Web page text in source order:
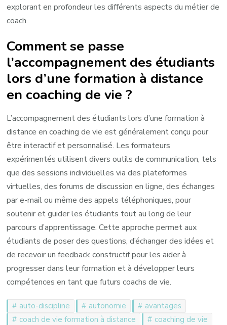
explorant en profondeur les différents aspects du métier de
coach.
Comment se passe
l’accompagnement des étudiants
lors d’une formation à distance
en coaching de vie ?
L’accompagnement des étudiants lors d’une formation à
distance en coaching de vie est généralement conçu pour
être interactif et personnalisé. Les formateurs
expérimentés utilisent divers outils de communication, tels
que des sessions individuelles via des plateformes
virtuelles, des forums de discussion en ligne, des échanges
par e-mail ou même des appels téléphoniques, pour
soutenir et guider les étudiants tout au long de leur
parcours d’apprentissage. Cette approche permet aux
étudiants de poser des questions, d’échanger des idées et
de recevoir un feedback constructif pour les aider à
progresser dans leur formation et à développer leurs
compétences en tant que futurs coachs de vie.
auto-discipline autonomie
avantages
coach de vie formation à distance
coaching de vie